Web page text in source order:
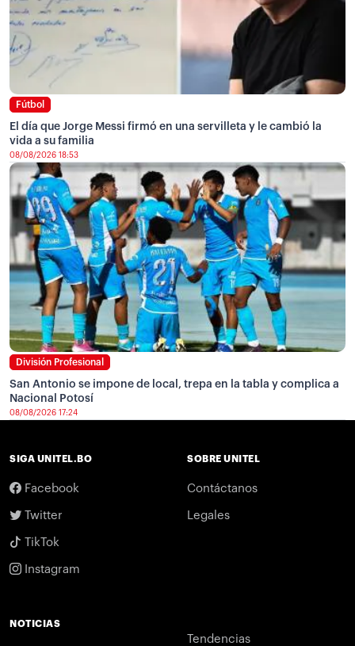
Fútbol
El día que Jorge Messi firmó en una servilleta y le cambió la
vida a su familia
08/08/2026 18:53
División Profesional
San Antonio se impone de local, trepa en la tabla y complica a
Nacional Potosí
08/08/2026 17:24
SIGA UNITEL.BO
Facebook
Twitter
TikTok
Instagram
SOBRE UNITEL
Contáctanos
Legales
NOTICIAS
Tendencias